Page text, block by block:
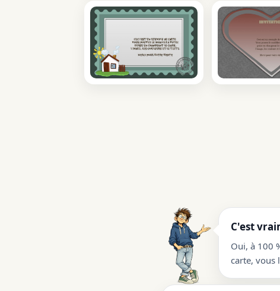
C'est
Oui, à 100
carte, vous